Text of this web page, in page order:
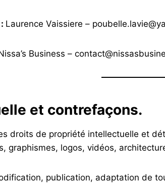
Laurence Vaissiere –
Business –
et contrefaçons.
droits de propriété intellectuelle et
graphismes, logos, vidéos,
publication, adaptation de